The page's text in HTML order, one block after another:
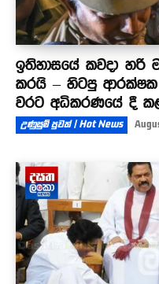
ඉතිහාසයේ කවදා හරි
කරයි – හිටපු
වරට අධිකරණයේ දී
උණුසුම් පුවත් | Hot News